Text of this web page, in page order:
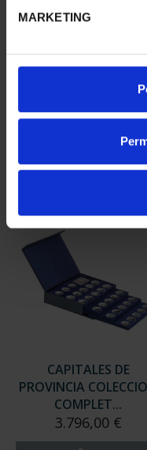
MARKETING
PROVINCIA 3
registrados
CAPITALES DE
PROVINCIA
COMPLET...
3.796,00 €